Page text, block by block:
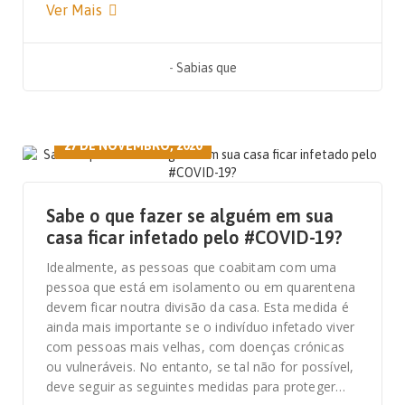
Ver Mais
- Sabias que
27 DE NOVEMBRO, 2020
Sabe o que fazer se alguém em sua
casa ficar infetado pelo #COVID-19?
Idealmente, as pessoas que coabitam com uma
pessoa que está em isolamento ou em quarentena
devem ficar noutra divisão da casa. Esta medida é
ainda mais importante se o indivíduo infetado viver
com pessoas mais velhas, com doenças crónicas
ou vulneráveis. No entanto, se tal não for possível,
deve seguir as seguintes medidas para proteger…